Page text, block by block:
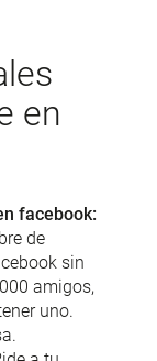
en
facebook:
de
sin
amigos,
uno.